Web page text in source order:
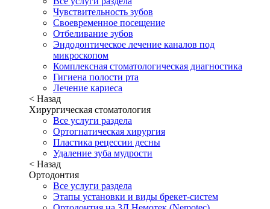
Чувствительность зубов
Своевременное посещение
Отбеливание зубов
Эндодонтическое лечение каналов под
микроскопом
Комплексная стоматологическая диагностика
Гигиена полости рта
Лечение кариеса
< Назад
Хирургическая стоматология
Все услуги раздела
Ортогнатическая хирургия
Пластика рецессии десны
Удаление зуба мудрости
< Назад
Ортодонтия
Все услуги раздела
Этапы установки и виды брекет-систем